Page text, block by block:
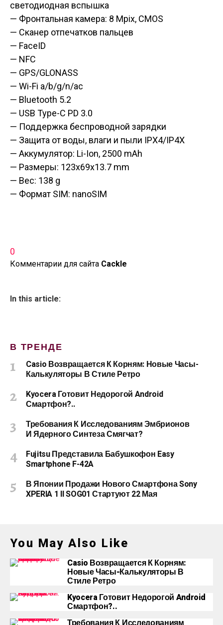
светодиодная вспышка
— Фронтальная камера: 8 Mpix, CMOS
— Сканер отпечатков пальцев
— FaceID
— NFC
— GPS/GLONASS
— Wi-Fi a/b/g/n/ac
— Bluetooth 5.2
— USB Type-C PD 3.0
— Поддержка беспроводной зарядки
— Защита от воды, влаги и пыли IPX4/IP4X
— Аккумулятор: Li-Ion, 2500 mAh
— Размеры: 123x69x13.7 mm
— Вес: 138 g
— Формат SIM: nanoSIM
0
Комментарии для сайта Cackle
In this article:
В ТРЕНДЕ
Casio Возвращается К Корням: Новые Часы-
Калькуляторы В Стиле Ретро
Kyocera Готовит Недорогой Android
Смартфон?..
Требования К Исследованиям Эмбрионов
И Ядерного Синтеза Смягчат?
Fujitsu Представила Бабушкофон Easy
Smartphone F-42A
В Японии Продажи Нового Смартфона Sony
XPERIA 1 II SOG01 Стартуют 22 Мая
You May Also Like
Casio Возвращается К Корням:
Новые Часы-Калькуляторы В
Стиле Ретро
Kyocera Готовит Недорогой Android
Смартфон?..